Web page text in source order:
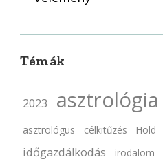
Témák
2023 asztrológia
asztrológus célkitűzés Hold
időgazdálkodás
irodalom